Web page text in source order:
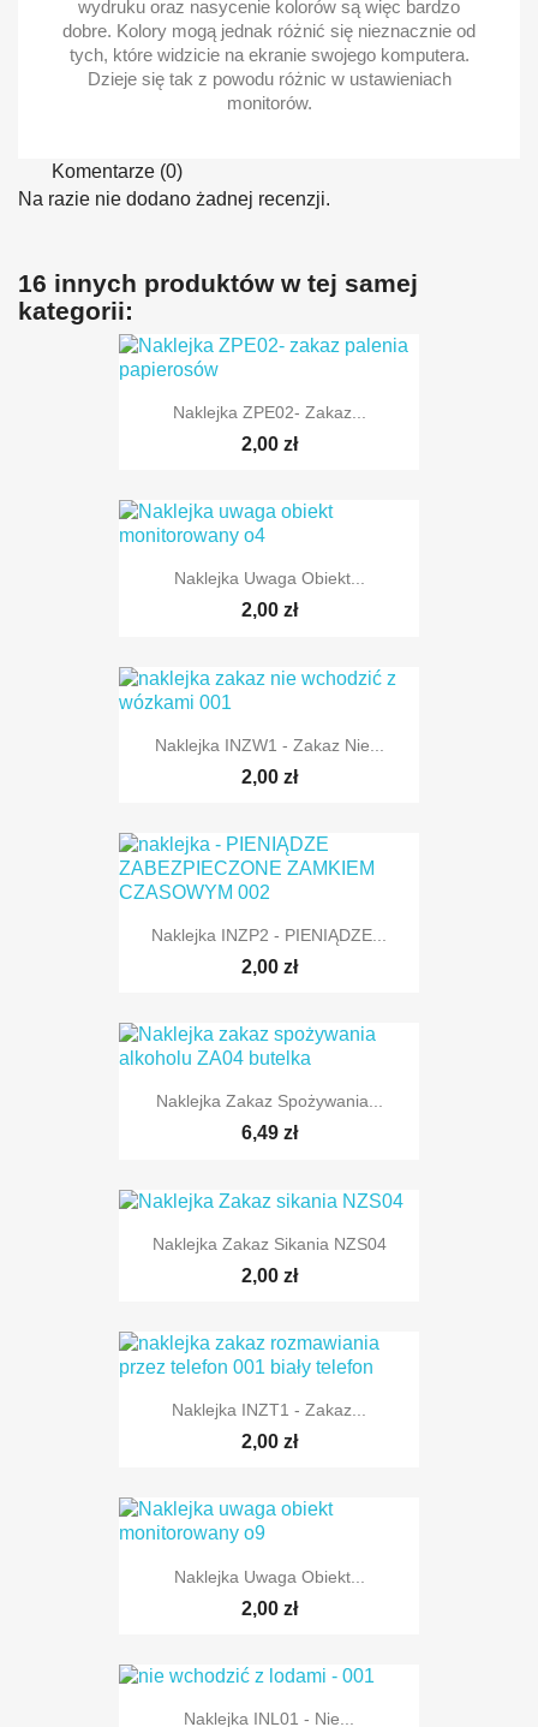
wydruku oraz nasycenie kolorów są więc bardzo
dobre. Kolory mogą jednak różnić się nieznacznie od
tych, które widzicie na ekranie swojego komputera.
Dzieje się tak z powodu różnic w ustawieniach
monitorów.
Komentarze (0)
Na razie nie dodano żadnej recenzji.
16 innych produktów w tej samej
kategorii:
Naklejka ZPE02- Zakaz...
2,00 zł
Naklejka Uwaga Obiekt...
2,00 zł
Naklejka INZW1 - Zakaz Nie...
2,00 zł
Naklejka INZP2 - PIENIĄDZE...
2,00 zł
Naklejka Zakaz Spożywania...
6,49 zł
Naklejka Zakaz Sikania NZS04
2,00 zł
Naklejka INZT1 - Zakaz...
2,00 zł
Naklejka Uwaga Obiekt...
2,00 zł
Naklejka INL01 - Nie...